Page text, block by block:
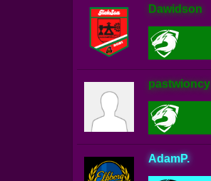
Dawidson
pastwioncy
AdamP.